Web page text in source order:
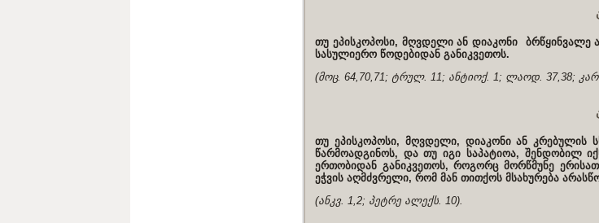
თუ ეპისკოპოსი, მღვდელი ან დიაკონი ბრწყინვალე
სასულიერო წოდებიდან განიკვეთოს.
(მოც. 64,70,71; ტრულ. 11; ანტიოქ. 1; ლაოდ. 37,38;
თუ ეპისკოპოსი, მღვდელი, დიაკონი ან კრებულის
წარმოადგინოს, და თუ იგი საპატიოა, შენდობილ
ერთობიდან განიკვეთოს, როგორც მორწმუნე
ეჭვის აღმძვრელი, რომ მან თითქოს მსახურება
(ანკვ. 1,2; პეტრე ალექს. 10).